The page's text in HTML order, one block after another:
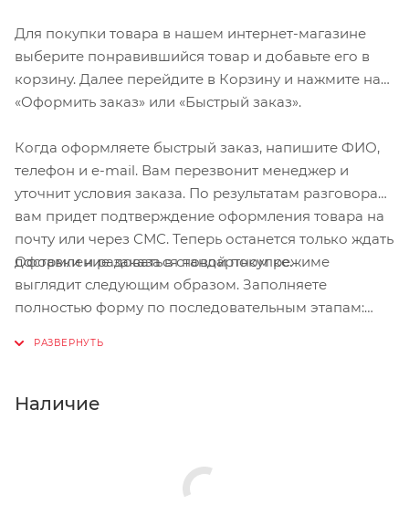
Для покупки товара в нашем интернет-магазине
выберите понравившийся товар и добавьте его в
корзину. Далее перейдите в Корзину и нажмите на
«Оформить заказ» или «Быстрый заказ».
Когда оформляете быстрый заказ, напишите ФИО,
телефон и e-mail. Вам перезвонит менеджер и
уточнит условия заказа. По результатам разговора
вам придет подтверждение оформления товара на
почту или через СМС. Теперь останется только ждать
доставки и радоваться новой покупке.
Оформление заказа в стандартном режиме
выглядит следующим образом. Заполняете
полностью форму по последовательным этапам:
Нажмите кнопку «Оформить заказ».
Наличие